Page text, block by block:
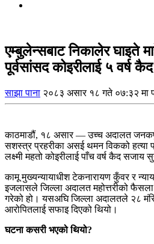
एम्बुलेन्सबाट निकालेर घाइते
पूर्वसांसद कोइरीलाई ५ वर्ष कैद
साझा पाना २०८३ असार १८ गते ०७:३२ मा
काठमाडौं, १८ असार — उच्च अदालत
सशस्त्र प्रहरीका असई थमन विकको हत्या
लक्ष्मी महतो कोइरीलाई पाँच वर्ष कैद सजाय
कामू मुख्यन्यायाधीश टेकनारायण कुँवर र
इजलासले जिल्ला अदालत महोत्तरीको फैसला
गरेको हो। यसअघि जिल्ला अदालतले २८
आरोपितलाई सफाइ दिएको थियो।
घटना कसरी भएको थियो?